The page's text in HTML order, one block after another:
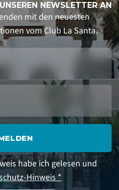
NEWSLETTER AN
mit den neuesten
vom Club La Santa.
habe ich gelesen und
Hinweis *